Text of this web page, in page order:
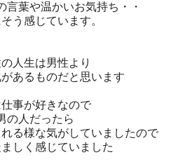
言葉や温かいお気持ち・・
う感じています。
人生は男性より
あるものだと思います
事が好きなので
の人だったら
る様な気がしていましたので
しく感じていました